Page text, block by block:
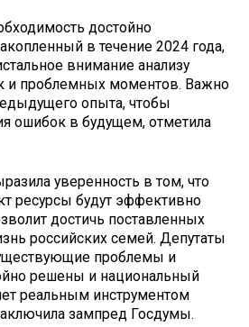
достойно
в течение 2024 года,
внимание анализу
и проблемных моментов. Важно
опыта, чтобы
ошибок в будущем, отметила
уверенность в том, что
ресурсы будут эффективно
достичь поставленных
российских семей. Депутаты
проблемы и
решены и национальный
реальным инструментом
зампред Госдумы.